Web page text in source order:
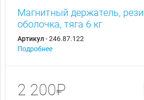
Магнитный держатель,
оболочка, тяга 6 кг
Артикул- 246.87.122
Подробнее
2 200₽